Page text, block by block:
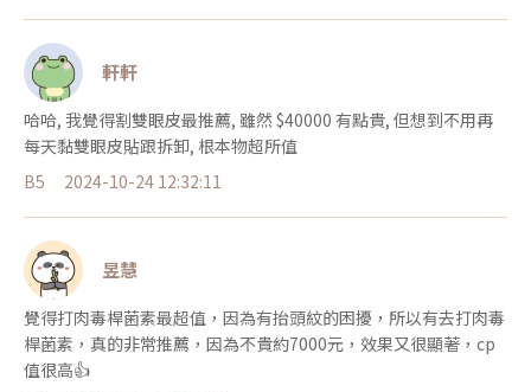
軒軒
哈哈, 我覺得割雙眼皮最推薦, 雖然 $40000 有點貴, 但想到不用再
每天黏雙眼皮貼跟拆卸, 根本物超所值
B5
2024-10-24 12:32:11
昱慧
覺得打肉毒桿菌素最超值，因為有抬頭紋的困擾，所以有去打肉毒
桿菌素，真的非常推薦，因為不貴約7000元，效果又很顯著，cp
值很高👍